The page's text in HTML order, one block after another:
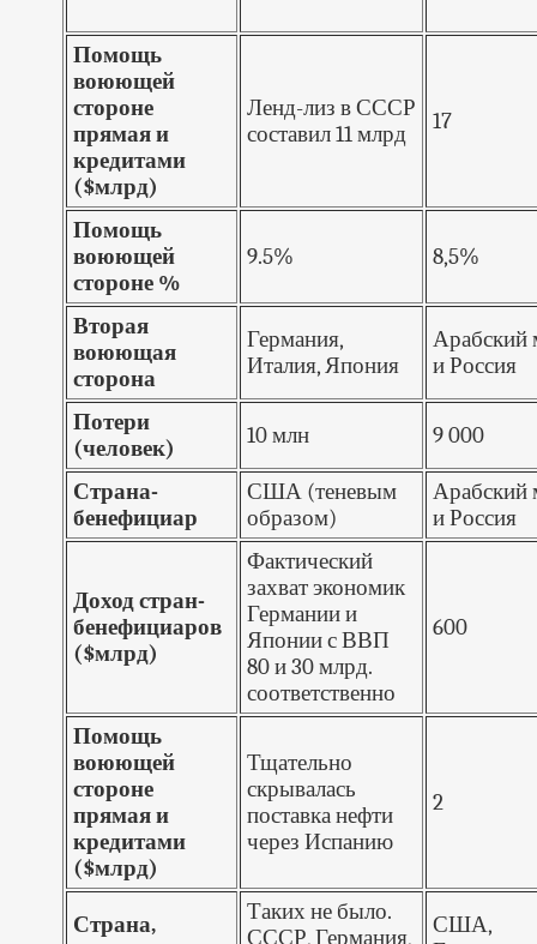
Помощь
воюющей
стороне
прямая и
кредитами
($млрд)
Ленд-лиз в СССР
составил 11 млрд
17
Помощь
воюющей
стороне %
9.5% 8,5%
Вторая
воюющая
сторона
Германия,
Италия, Япония
Арабский
и Россия
Потери
(человек)
10 млн 9 000
Страна-
бенефициар
США (теневым
образом)
Арабский
и Россия
Доход стран-
бенефициаров
($млрд)
Фактический
захват экономик
Германии и
Японии с ВВП
80 и 30 млрд.
соответственно
600
Помощь
воюющей
стороне
прямая и
кредитами
($млрд)
Тщательно
скрывалась
поставка нефти
через Испанию
2
Страна,
Таких не было.
СССР, Германия,
США,